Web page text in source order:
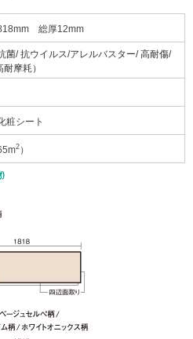
総厚12mm
菌/ 抗ウイルス/アレルバスター/ 高耐傷/
摩耗）
粧シート
2 ）